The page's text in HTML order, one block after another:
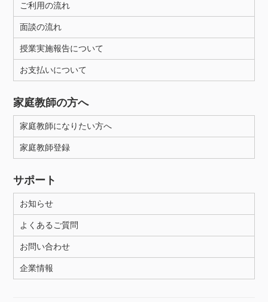
ご利用の流れ
面談の流れ
授業実施報告について
お支払いについて
家庭教師の方へ
家庭教師になりたい方へ
家庭教師登録
サポート
お知らせ
よくあるご質問
お問い合わせ
企業情報